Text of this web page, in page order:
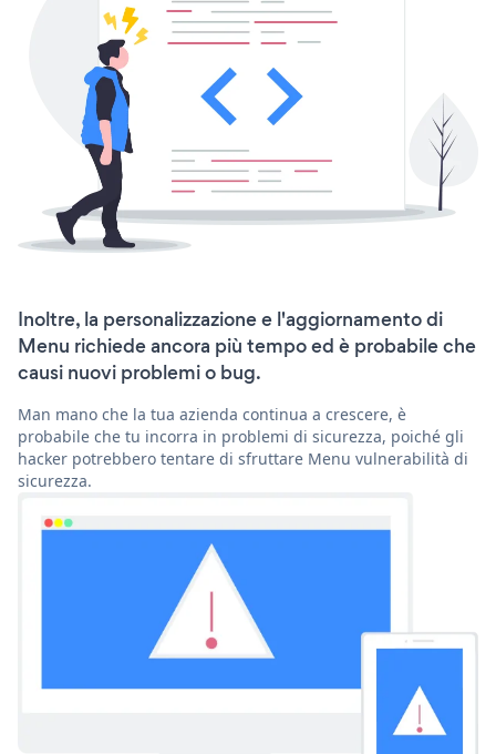
Inoltre, la personalizzazione e l'aggiornamento di
Menu richiede ancora più tempo ed è probabile che
causi nuovi problemi o bug.
Man mano che la tua azienda continua a crescere, è
probabile che tu incorra in problemi di sicurezza, poiché gli
hacker potrebbero tentare di sfruttare Menu vulnerabilità di
sicurezza.